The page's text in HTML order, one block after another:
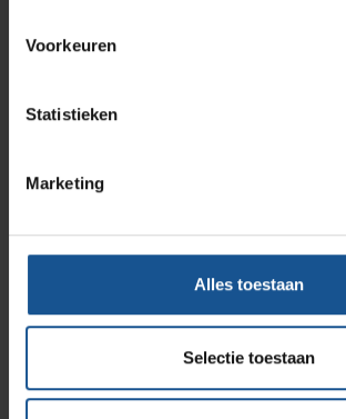
Voorkeuren
Statistieken
Marketing
Alles toestaan
Selectie toestaan
deskundig advies